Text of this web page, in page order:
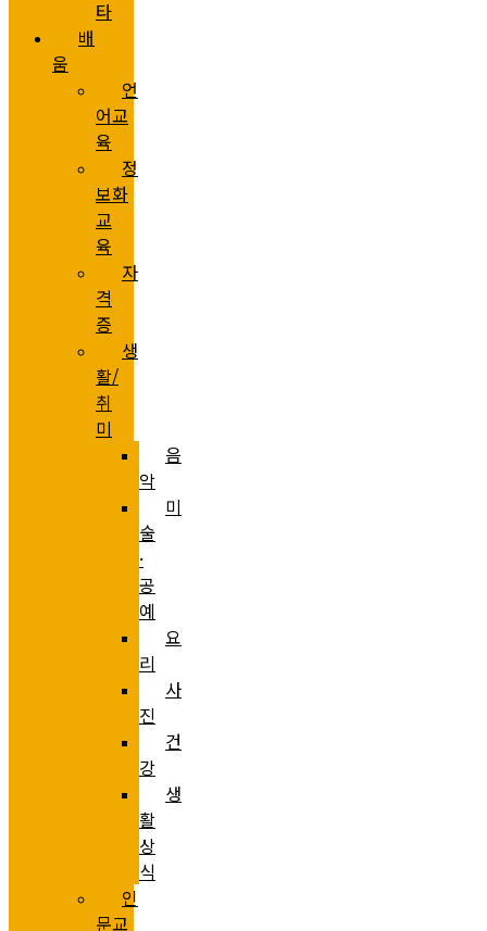
타
배
움
언
어교
육
정
보화
교
육
자
격
증
생
활/
취
미
음
악
미
술
·
공
예
요
리
사
진
건
강
생
활
상
식
인
문교